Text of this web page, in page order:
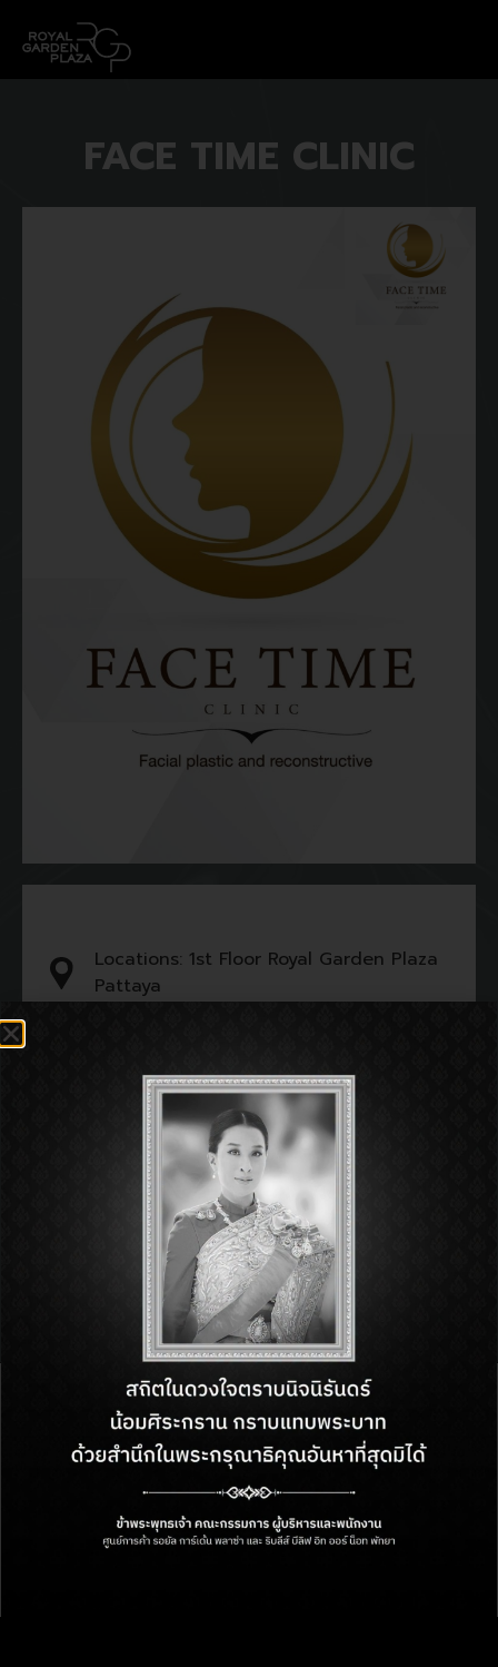
FACE TIME CLINIC
Locations: 1st Floor Royal Garden Plaza
Pattaya
Open : 11:00 am - 11:00 pm
SHOP INFORMATON:
BACK TO DIRECTORY